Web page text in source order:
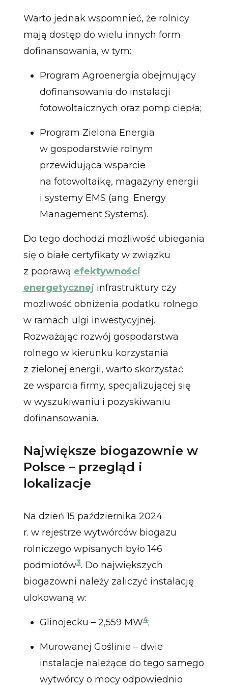
Warto jednak wspomnieć, że rolnicy
mają dostęp do wielu innych form
dofinansowania, w tym:
Program Agroenergia obejmujący
dofinansowania do instalacji
fotowoltaicznych oraz pomp ciepła;
Program Zielona Energia
w gospodarstwie rolnym
przewidująca wsparcie
na fotowoltaikę, magazyny energii
i systemy EMS (ang. Energy
Management Systems).
Do tego dochodzi możliwość ubiegania
się o białe certyfikaty w związku
z poprawą efektywności
energetycznej infrastruktury czy
możliwość obniżenia podatku rolnego
w ramach ulgi inwestycyjnej.
Rozważając rozwój gospodarstwa
rolnego w kierunku korzystania
z zielonej energii, warto skorzystać
ze wsparcia firmy, specjalizującej się
w wyszukiwaniu i pozyskiwaniu
dofinansowania.
Największe biogazownie w
Polsce – przegląd i
lokalizacje
Na dzień 15 października 2024
r. w rejestrze wytwórców biogazu
rolniczego wpisanych było 146
podmiotów3. Do największych
biogazowni należy zaliczyć instalację
ulokowaną w:
Glinojecku – 2,559 MW4;
Murowanej Goślinie – dwie
instalacje należące do tego samego
wytwórcy o mocy odpowiednio